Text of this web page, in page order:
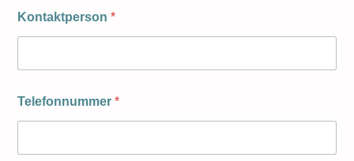
Kontaktperson *
Telefonnummer *